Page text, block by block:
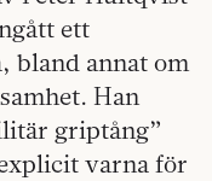
ett
bland annat om
Han
griptång”
varna för